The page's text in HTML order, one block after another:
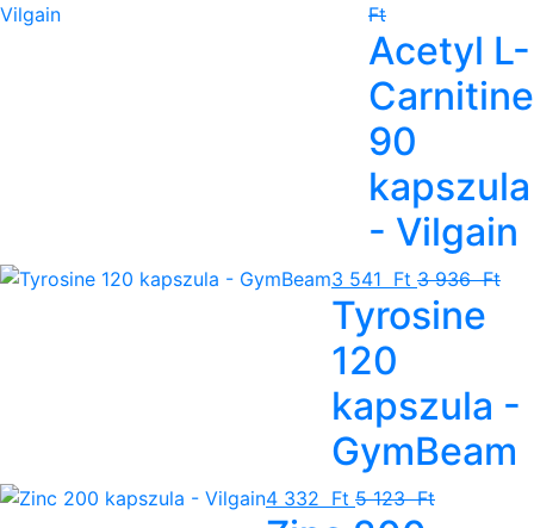
Ft
Acetyl L-
Carnitine
90
kapszula
- Vilgain
3 541 Ft 3 936 Ft
Tyrosine
120
kapszula -
GymBeam
4 332 Ft 5 123 Ft